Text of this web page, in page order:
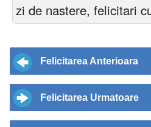
zi de nastere, felicitari
Felicitarea Anterioara
Felicitarea Urmatoare